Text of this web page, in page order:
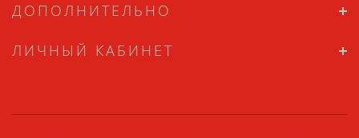
ДОПОЛНИТЕЛЬНО
ЛИЧНЫЙ КАБИНЕТ